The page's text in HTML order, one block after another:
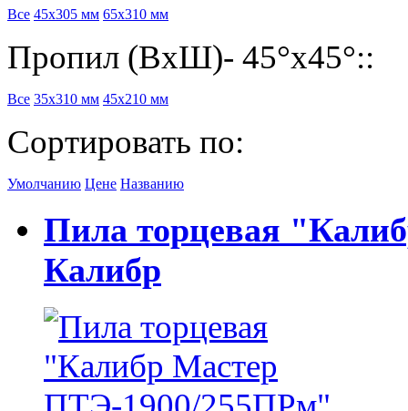
Все 45х305 мм 65х310 мм
Пропил (ВхШ)- 45°х45°::
Все 35х310 мм 45х210 мм
Сортировать по:
Умолчанию Цене Названию
Пила торцевая
Калибр